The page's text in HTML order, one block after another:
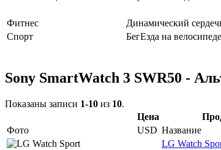
Фитнес
Динамический
Спорт
БегЕзда на велосипеде
Sony SmartWatch 3 SWR50 -
Показаны записи 1-10 из 10.
Цена
Фото
USD Название
LG Watch